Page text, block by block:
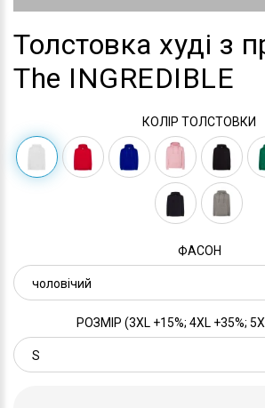
Толстовка худі з
The INGREDIBLE
КОЛІР ТОЛСТОВКИ
ФАСОН
РОЗМІР (3XL +15%; 4XL +35%;